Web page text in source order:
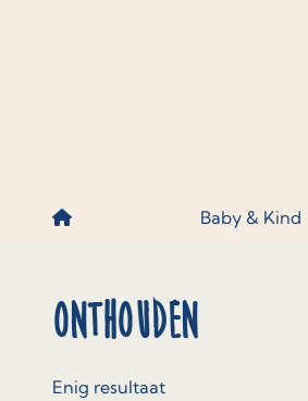
Baby & Kind
Onthouden
Enig resultaat